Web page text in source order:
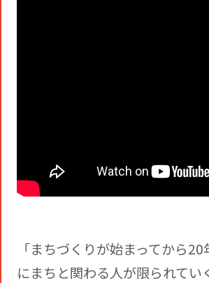
「まちづくりが始まってから
にまちと関わる人が限られてい